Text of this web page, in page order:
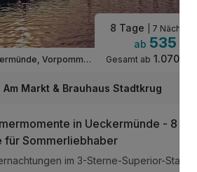
Ueckermünde, Vorpommern
8 Tage | 7 Nächte
ab 535 €
Gesamt ab 1.070 €
Am Markt & Brauhaus Stadtkrug
in Ueckermünde - 8
für Sommerliebhaber